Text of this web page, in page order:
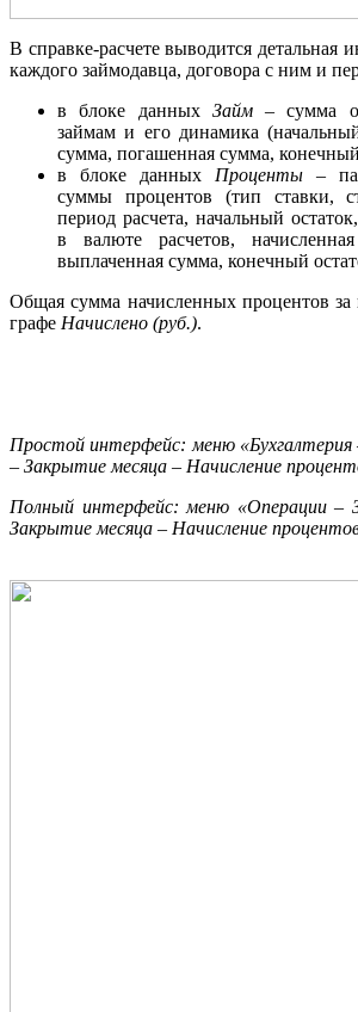
В справке-расчете выводится детальная
каждого займодавца, договора с ним и
в блоке данных Займ– сумма
займам и его динамика
сумма, погашенная сумма,
в блоке данных Проценты –
суммы процентов (тип ставки,
период расчета, начальный
в валюте расчетов,
выплаченная сумма, конечный
Общая сумма начисленных процентов за
графе Начислено (руб.).
Простой интерфейс: меню «Бухгалтерия
– Закрытие месяца – Начисление
Полный интерфейс: меню «Операции –
Закрытие месяца – Начисление